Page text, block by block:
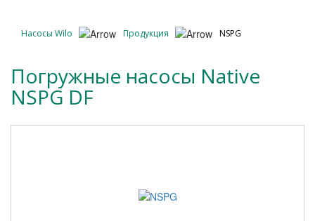
Насосы Wilo Продукция NSPG
Погружные насосы Native
NSPG DF